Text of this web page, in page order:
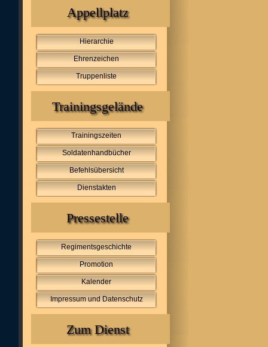
Appellplatz
Hierarchie
Ehrenzeichen
Truppenliste
Trainingsgelände
Trainingszeiten
Soldatenhandbücher
Befehlsübersicht
Dienstakten
Pressestelle
Regimentsgeschichte
Promotion
Kalender
Impressum und Datenschutz
Zum Dienst